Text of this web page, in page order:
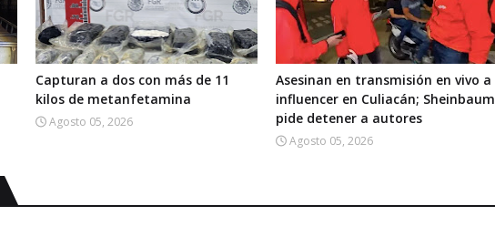
Capturan a dos con más de 11
kilos de metanfetamina
Agosto 05, 2026
Asesinan en transmisión en vivo a
influencer en Culiacán; Sheinbaum
pide detener a autores
Agosto 05, 2026